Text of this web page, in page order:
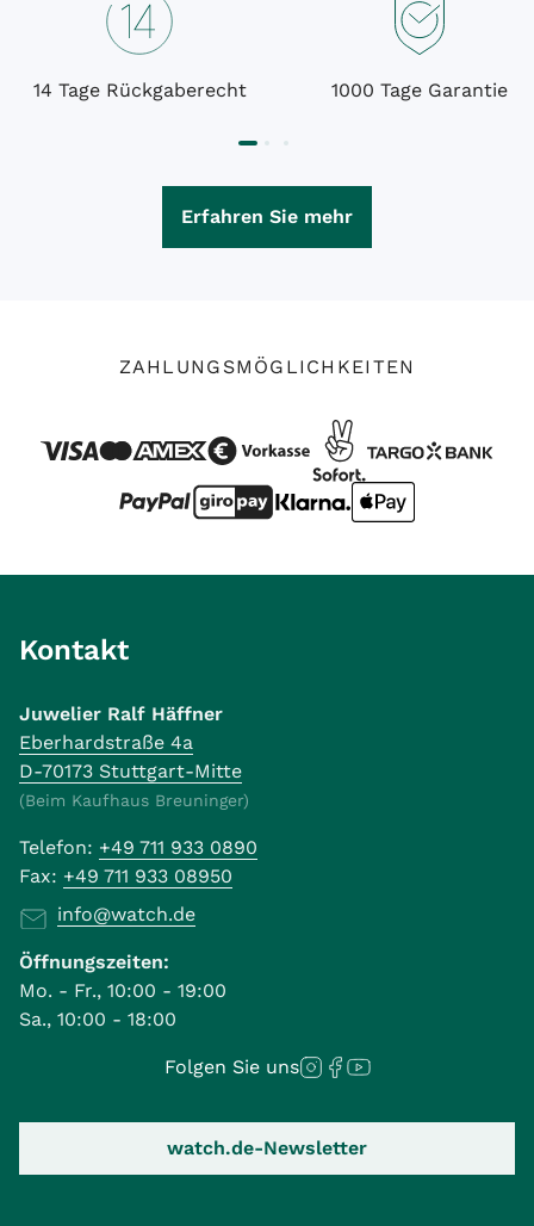
14 Tage Rückgaberecht 1000 Tage Garantie
Erfahren Sie mehr
ZAHLUNGSMÖGLICHKEITEN
Kontakt
Juwelier Ralf Häffner
Eberhardstraße 4a
D-70173 Stuttgart-Mitte
(Beim Kaufhaus Breuninger)
Telefon: +49 711 933 0890
Fax: +49 711 933 08950
info@watch.de
Öffnungszeiten:
Mo. - Fr., 10:00 - 19:00
Sa., 10:00 - 18:00
Folgen Sie uns
watch.de-Newsletter